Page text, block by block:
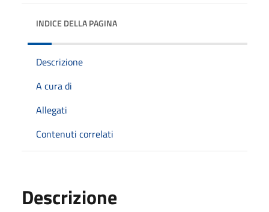
INDICE DELLA PAGINA
Descrizione
A cura di
Allegati
Contenuti correlati
Descrizione